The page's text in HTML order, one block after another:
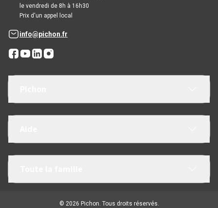
le vendredi de 8h à 16h30
Prix d'un appel local
info@pichon.fr
© 2026 Pichon. Tous droits réservés.